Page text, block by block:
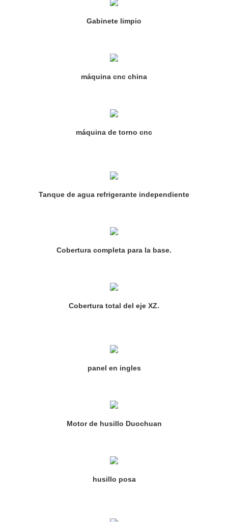
Gabinete limpio
máquina cnc china
máquina de torno cnc
Tanque de agua refrigerante independiente
Cobertura completa para la base.
Cobertura total del eje XZ.
panel en ingles
Motor de husillo Duochuan
husillo posa